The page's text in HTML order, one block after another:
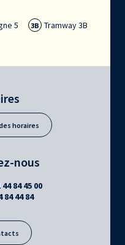
5 3B Tramway 3B
horaires
nous
44 84 45 00
84 44 84